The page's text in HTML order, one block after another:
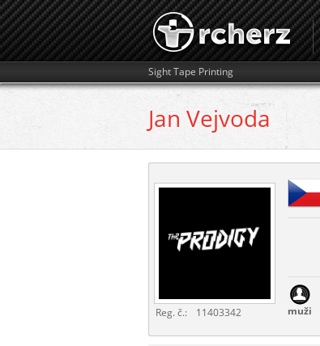
Sight Tape Printing
Jan Vejvoda
Reg. č.: 11403342 muži